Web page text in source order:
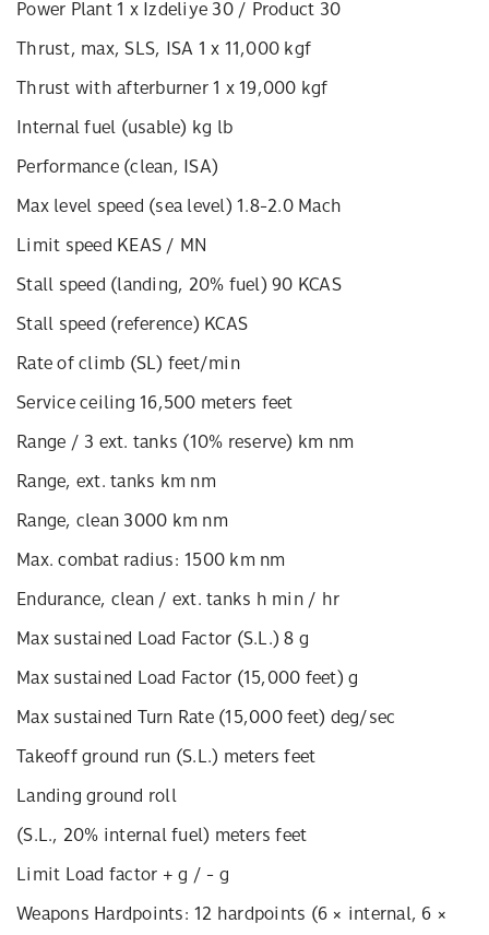
Power Plant 1 x Izdeliye 30 / Product 30
Thrust, max, SLS, ISA 1 x 11,000 kgf
Thrust with afterburner 1 x 19,000 kgf
Internal fuel (usable) kg lb
Performance (clean, ISA)
Max level speed (sea level) 1.8-2.0 Mach
Limit speed KEAS / MN
Stall speed (landing, 20% fuel) 90 KCAS
Stall speed (reference) KCAS
Rate of climb (SL) feet/min
Service ceiling 16,500 meters feet
Range / 3 ext. tanks (10% reserve) km nm
Range, ext. tanks km nm
Range, clean 3000 km nm
Max. combat radius: 1500 km nm
Endurance, clean / ext. tanks h min / hr
Max sustained Load Factor (S.L.) 8 g
Max sustained Load Factor (15,000 feet) g
Max sustained Turn Rate (15,000 feet) deg/sec
Takeoff ground run (S.L.) meters feet
Landing ground roll
(S.L., 20% internal fuel) meters feet
Limit Load factor + g / - g
Weapons Hardpoints: 12 hardpoints (6 × internal, 6 ×